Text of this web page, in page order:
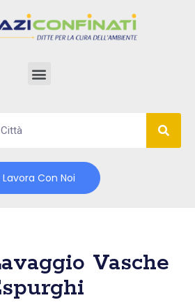
Lavora Con Noi
Vasche